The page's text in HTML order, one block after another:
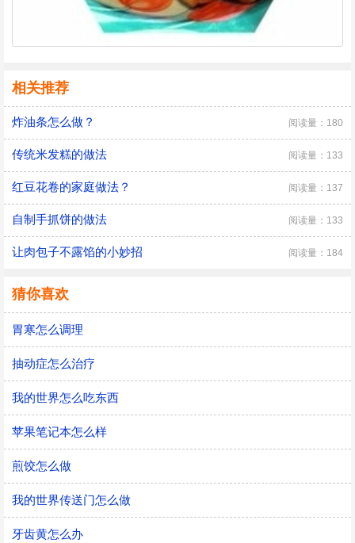
相关推荐
炸油条怎么做？ 阅读量：180
传统米发糕的做法 阅读量：133
红豆花卷的家庭做法？ 阅读量：137
自制手抓饼的做法 阅读量：133
让肉包子不露馅的小妙招 阅读量：184
猜你喜欢
胃寒怎么调理
抽动症怎么治疗
我的世界怎么吃东西
苹果笔记本怎么样
煎饺怎么做
我的世界传送门怎么做
牙齿黄怎么办